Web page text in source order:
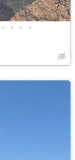
• • • •